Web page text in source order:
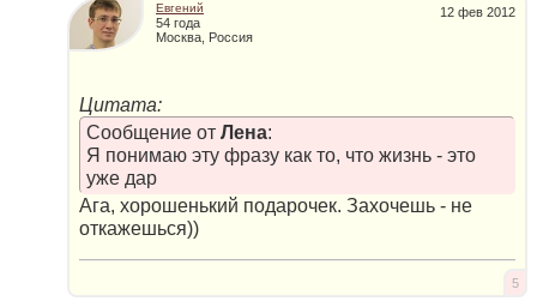
12 фев 2012
Евгений
54 года
Москва, Россия
Цитата:
Сообщение от Лена:
Я понимаю эту фразу как то, что жизнь - это
уже дар
Ага, хорошенький подарочек. Захочешь - не
откажешься))
5